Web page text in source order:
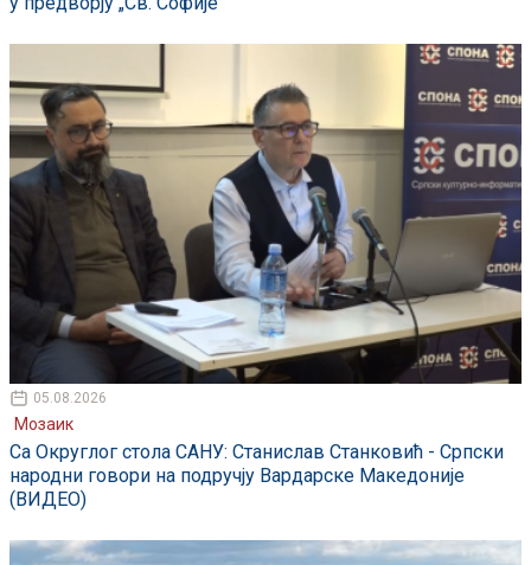
05.08.2026
Мозаик
Са Округлог стола САНУ: Станислав Станковић - Српски
народни говори на подручју Вардарске Македоније
(ВИДЕО)